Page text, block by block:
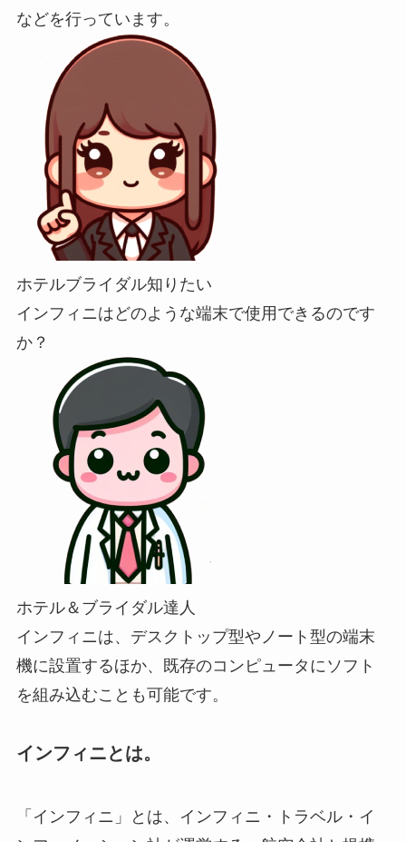
などを行っています。
ホテルブライダル知りたい
インフィニはどのような端末で使用できるのです
か？
ホテル＆ブライダル達人
インフィニは、デスクトップ型やノート型の端末
機に設置するほか、既存のコンピュータにソフト
を組み込むことも可能です。
インフィニとは。
「インフィニ」とは、インフィニ・トラベル・イ